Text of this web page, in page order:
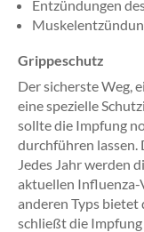
Entzündungen
Grippeschutz
Der sicherste Weg,
eine spezielle
sollte die Impfung
durchführen lassen.
Jedes Jahr werden
aktuellen Influenza-
anderen Typs bietet
schließt die